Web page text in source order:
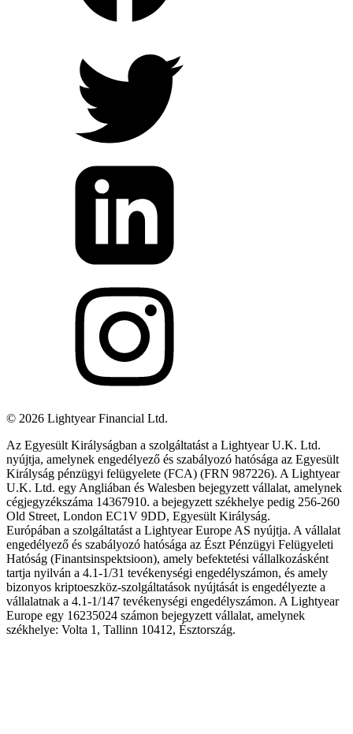
© 2026 Lightyear Financial Ltd.
Az Egyesült Királyságban a szolgáltatást a Lightyear U.K. Ltd.
nyújtja, amelynek engedélyező és szabályozó hatósága az Egyesült
Királyság pénzügyi felügyelete (FCA) (FRN 987226). A Lightyear
U.K. Ltd. egy Angliában és Walesben bejegyzett vállalat, amelynek
cégjegyzékszáma 14367910. a bejegyzett székhelye pedig 256-260
Old Street, London EC1V 9DD, Egyesült Királyság.
Európában a szolgáltatást a Lightyear Europe AS nyújtja. A vállalat
engedélyező és szabályozó hatósága az Észt Pénzügyi Felügyeleti
Hatóság (Finantsinspektsioon), amely befektetési vállalkozásként
tartja nyilván a 4.1-1/31 tevékenységi engedélyszámon, és amely
bizonyos kriptoeszköz-szolgáltatások nyújtását is engedélyezte a
vállalatnak a 4.1-1/147 tevékenységi engedélyszámon. A Lightyear
Europe egy 16235024 számon bejegyzett vállalat, amelynek
székhelye: Volta 1, Tallinn 10412, Észtország.